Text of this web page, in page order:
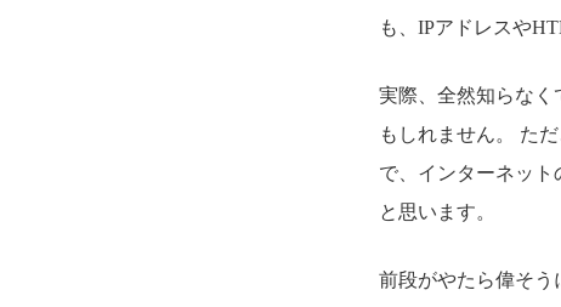
も、IPアドレスや
実際、全然知らなく
もしれません。 た
で、インターネッ
と思います。
前段がやたら偉そう